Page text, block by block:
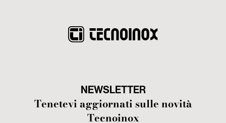
NEWSLETTER
Tenetevi aggiornati sulle novità
Tecnoinox